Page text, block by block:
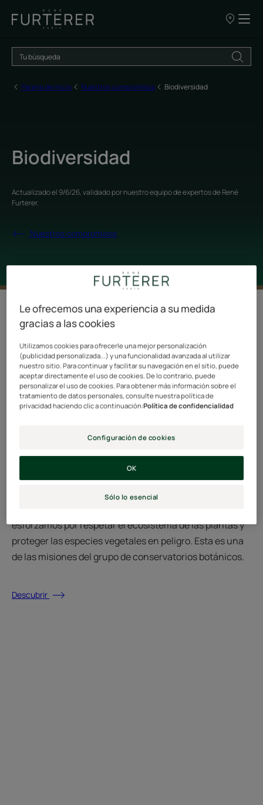
NUESTROS
VENTA
Página de inicio Nuestros compromisos Biodiversidad
Biodiversidad
Actualizado el 9/6/26, validado pornuestro equipo de expertos de René
Furterer.
Nuestros compromisos
¡La naturaleza nos ofrece tanto! A cambio, es
nuestro deber cuidarla.
La marca René Furterer se inspira en el corazón de la
biodiversidad vegetal. Por tanto, es natural que nos
preocupemos por proteger y respetar esta naturaleza
que es la fuente de todas nuestras innovaciones.
El Conservatorio Botánico
esforzamos por respetar el ecosistema de las plantas y
proteger las especies vegetales en peligro. Esta es una
de las misiones del grupo de conservatorios botánicos.
Descubrir
Le ofrecemos una experiencia a su medida
gracias a las cookies
Utilizamos cookies para ofrecerle una mejor personalización
(publicidad personalizada...) y una funcionalidad avanzada al utilizar
nuestro sitio. Para continuar y facilitar su navegación en el sitio, puede
aceptar directamente el uso de cookies. De lo contrario, puede
personalizar el uso de cookies. Para obtener más información sobre el
tratamiento de datos personales, consulte nuestra política de
privacidad haciendo clic a continuación:Política de confidencialidad
Configuración de cookies
Sólo lo esencial
OK